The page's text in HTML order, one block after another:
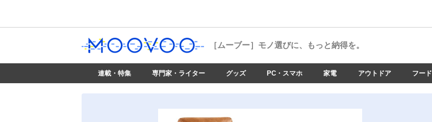
［ムーブー］ モノ選びに、もっと納得を。
連載・特集 専門家・ライター グッズ PC・スマホ 家電 アウトドア フード